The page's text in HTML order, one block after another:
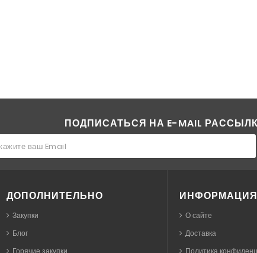
ПОДПИСАТЬСЯ НА E-MAIL
ДОПОЛНИТЕЛЬНО
Закупки
Блог
Горячие закупки
ИНФОРМАЦИЯ
О сайте
Доставка
Политика